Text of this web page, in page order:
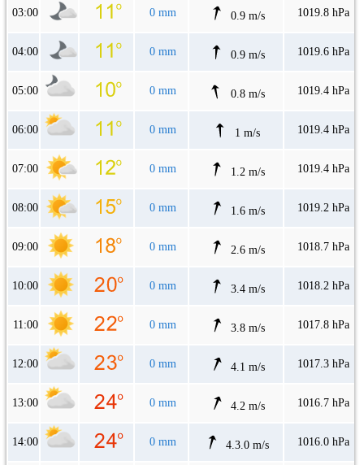
03:00 0 mm 0.9 m/s 1019.8 hPa
04:00 0 mm 0.9 m/s 1019.6 hPa
05:00 0 mm 0.8 m/s 1019.4 hPa
06:00 0 mm 1 m/s 1019.4 hPa
07:00 0 mm 1.2 m/s 1019.4 hPa
08:00 0 mm 1.6 m/s 1019.2 hPa
09:00 0 mm 2.6 m/s 1018.7 hPa
10:00 0 mm 3.4 m/s 1018.2 hPa
11:00 0 mm 3.8 m/s 1017.8 hPa
12:00 0 mm 4.1 m/s 1017.3 hPa
13:00 0 mm 4.2 m/s 1016.7 hPa
14:00 0 mm 4.3.0 m/s 1016.0 hPa